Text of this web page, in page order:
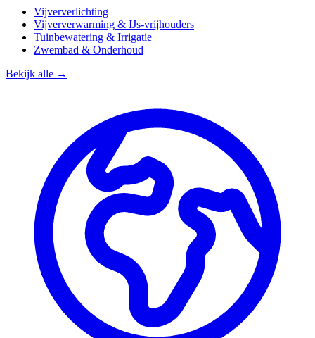
Vijververlichting
Vijververwarming & IJs-vrijhouders
Tuinbewatering & Irrigatie
Zwembad & Onderhoud
Bekijk alle →